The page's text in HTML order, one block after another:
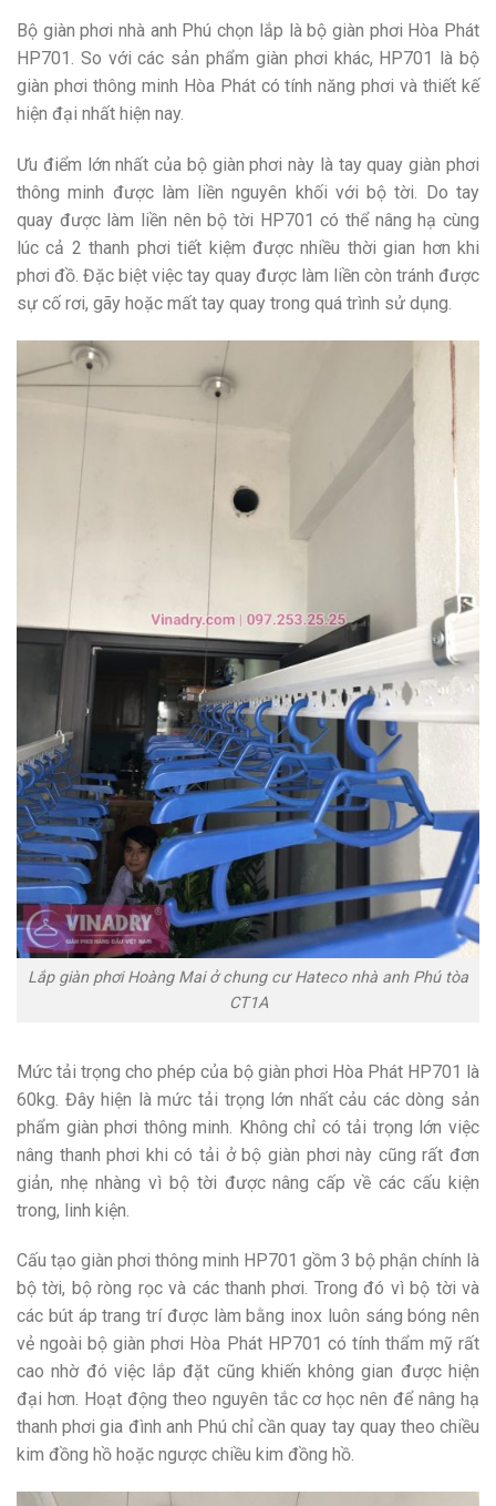
Bộ giàn phơi nhà anh Phú chọn lắp là bộ giàn phơi Hòa Phát
HP701. So với các sản phẩm giàn phơi khác, HP701 là bộ
giàn phơi thông minh Hòa Phát có tính năng phơi và thiết kế
hiện đại nhất hiện nay.
Ưu điểm lớn nhất của bộ giàn phơi này là tay quay giàn phơi
thông minh được làm liền nguyên khối với bộ tời. Do tay
quay được làm liền nên bộ tời HP701 có thể nâng hạ cùng
lúc cả 2 thanh phơi tiết kiệm được nhiều thời gian hơn khi
phơi đồ. Đặc biệt việc tay quay được làm liền còn tránh được
sự cố rơi, gãy hoặc mất tay quay trong quá trình sử dụng.
Lắp giàn phơi Hoàng Mai ở chung cư Hateco nhà anh Phú tòa
CT1A
Mức tải trọng cho phép của bộ giàn phơi Hòa Phát HP701 là
60kg. Đây hiện là mức tải trọng lớn nhất cảu các dòng sản
phẩm giàn phơi thông minh. Không chỉ có tải trọng lớn việc
nâng thanh phơi khi có tải ở bộ giàn phơi này cũng rất đơn
giản, nhẹ nhàng vì bộ tời được nâng cấp về các cấu kiện
trong, linh kiện.
Cấu tạo giàn phơi thông minh HP701 gồm 3 bộ phận chính là
bộ tời, bộ ròng rọc và các thanh phơi. Trong đó vì bộ tời và
các bút áp trang trí được làm bằng inox luôn sáng bóng nên
vẻ ngoài bộ giàn phơi Hòa Phát HP701 có tính thẩm mỹ rất
cao nhờ đó việc lắp đặt cũng khiến không gian được hiện
đại hơn. Hoạt động theo nguyên tắc cơ học nên để nâng hạ
thanh phơi gia đình anh Phú chỉ cần quay tay quay theo chiều
kim đồng hồ hoặc ngược chiều kim đồng hồ.